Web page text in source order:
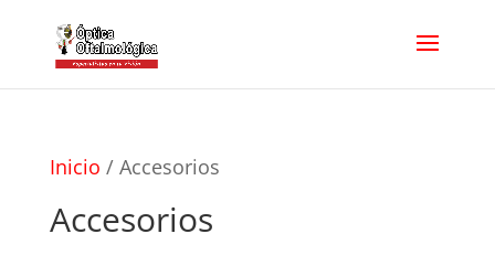
Inicio / Accesorios
Accesorios